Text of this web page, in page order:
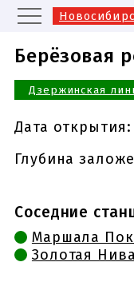
Нижний
метро
Берёзовая
Дзержинская
Дата открытия:
Глубина
Соседние
Маршала
Золотая Нива